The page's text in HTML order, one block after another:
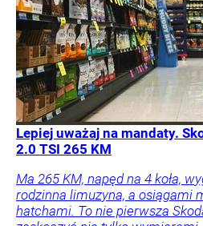
Lepiej uważaj na mandaty.
2.0 TSI 265 KM
Ma 265 KM, napęd na 4 koła,
rodzinna limuzyna, a osiągami
hatchami. To nie pierwsza